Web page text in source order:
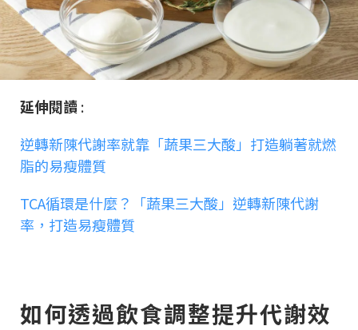
延伸閱讀:
逆轉新陳代謝率就靠「蔬果三大酸」打造躺著就燃
脂的易瘦體質
TCA循環是什麼？「蔬果三大酸」逆轉新陳代謝
率，打造易瘦體質
如何透過飲食調整提升代謝效